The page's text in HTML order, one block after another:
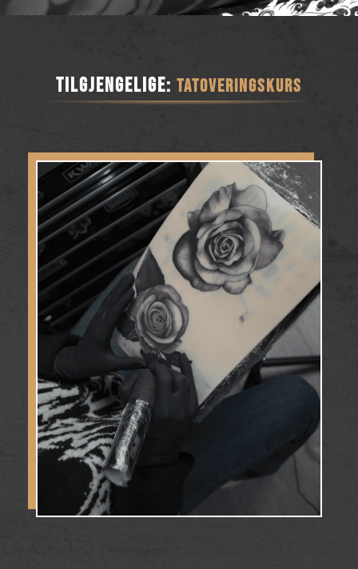
Tilgjengelige: Tatoveringskurs